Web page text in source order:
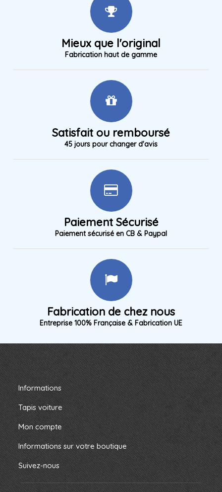
Mieux que l'original
Fabrication haut de gamme
Satisfait ou remboursé
45 jours pour changer d'avis
Paiement Sécurisé
Paiement sécurisé en CB & Paypal
Fabrication de chez nous
Entreprise 100% Française & Fabrication UE
Informations
Tapis voiture
Mon compte
Informations sur votre boutique
Suivez-nous